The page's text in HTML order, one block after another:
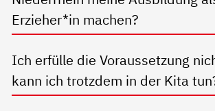
Erzieher*in machen?
Ich erfülle die Voraussetzung
kann ich trotzdem in der Kita